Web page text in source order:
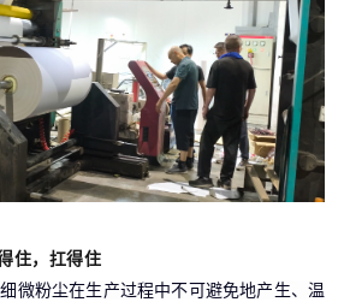
住，扛得住
细微粉尘在生产过程中不可避免地产生、温